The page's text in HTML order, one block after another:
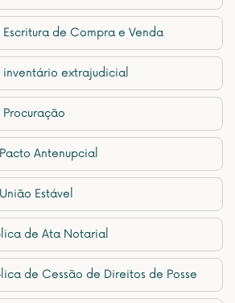
de Compra e Venda
extrajudicial
Antenupcial
Estável
de Ata Notarial
de Cessão de Direitos de Posse